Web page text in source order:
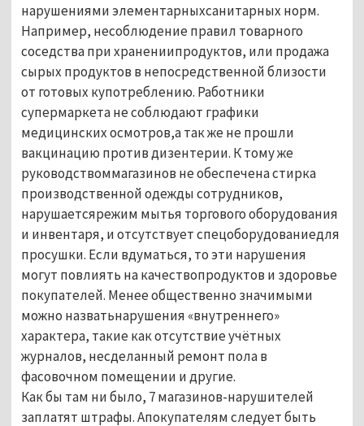
нарушениями элементарныхсанитарных норм.
Например, несоблюдение правил товарного
соседства при хранениипродуктов, или продажа
сырых продуктов в непосредственной близости
от готовых купотреблению. Работники
супермаркета не соблюдают графики
медицинских осмотров,а так же не прошли
вакцинацию против дизентерии. К тому же
руководствоммагазинов не обеспечена стирка
производственной одежды сотрудников,
нарушаетсярежим мытья торгового оборудования
и инвентаря, и отсутствует спецоборудованиедля
просушки. Если вдуматься, то эти нарушения
могут повлиять на качествопродуктов и здоровье
покупателей. Менее общественно значимыми
можно назватьнарушения «внутреннего»
характера, такие как отсутствие учётных
журналов, несделанный ремонт пола в
фасовочном помещении и другие.
Как бы там ни было, 7 магазинов-нарушителей
заплатят штрафы. Апокупателям следует быть